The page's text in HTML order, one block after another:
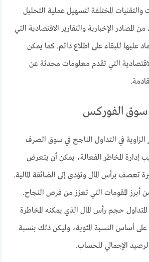
المختلفة لتسهيل عملية التحليل
المصادر الإخبارية والتقارير الاقتصادية التي
عليها للبقاء على اطلاع دائم. كما يمكن
التي تقدم معلومات محدثة عن
سوق الفوركس
الزاوية في التداول الناجح في سوق الصرف
إدارة المخاطر الفعالة، يمكن أن يتعرض
تعصف برأس المال وتؤدي إلى الضائقة المالية.
أبرز المقومات التي تعزز من فرص النجاح.
حجم رأس المال الذي يمكنه المخاطرة
أساس النسبة المئوية، وليكن ذلك بنسبة